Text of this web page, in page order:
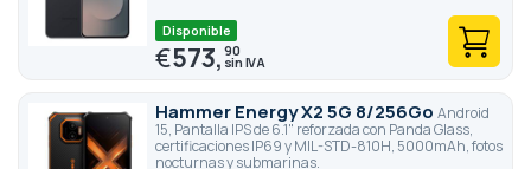
Disponible
€573,90
Hammer Energy X2 5G 8/256Go Android
15, Pantalla IPS de 6.1" reforzada con Panda Glass,
certificaciones IP69 y MIL-STD-810H, 5000mAh, fotos
nocturnas y submarinas.